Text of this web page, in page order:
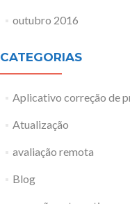
outubro 2016
CATEGORIAS
Aplicativo correção de
Atualização
avaliação remota
Blog